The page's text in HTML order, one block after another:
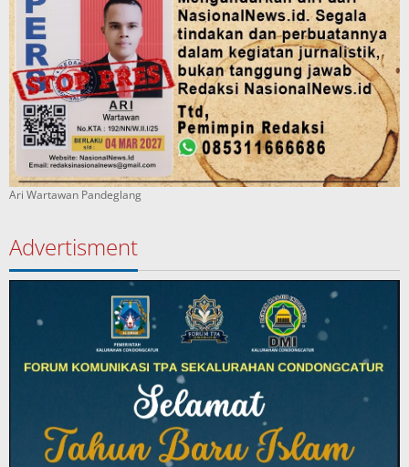
Ari Wartawan Pandeglang
Advertisment